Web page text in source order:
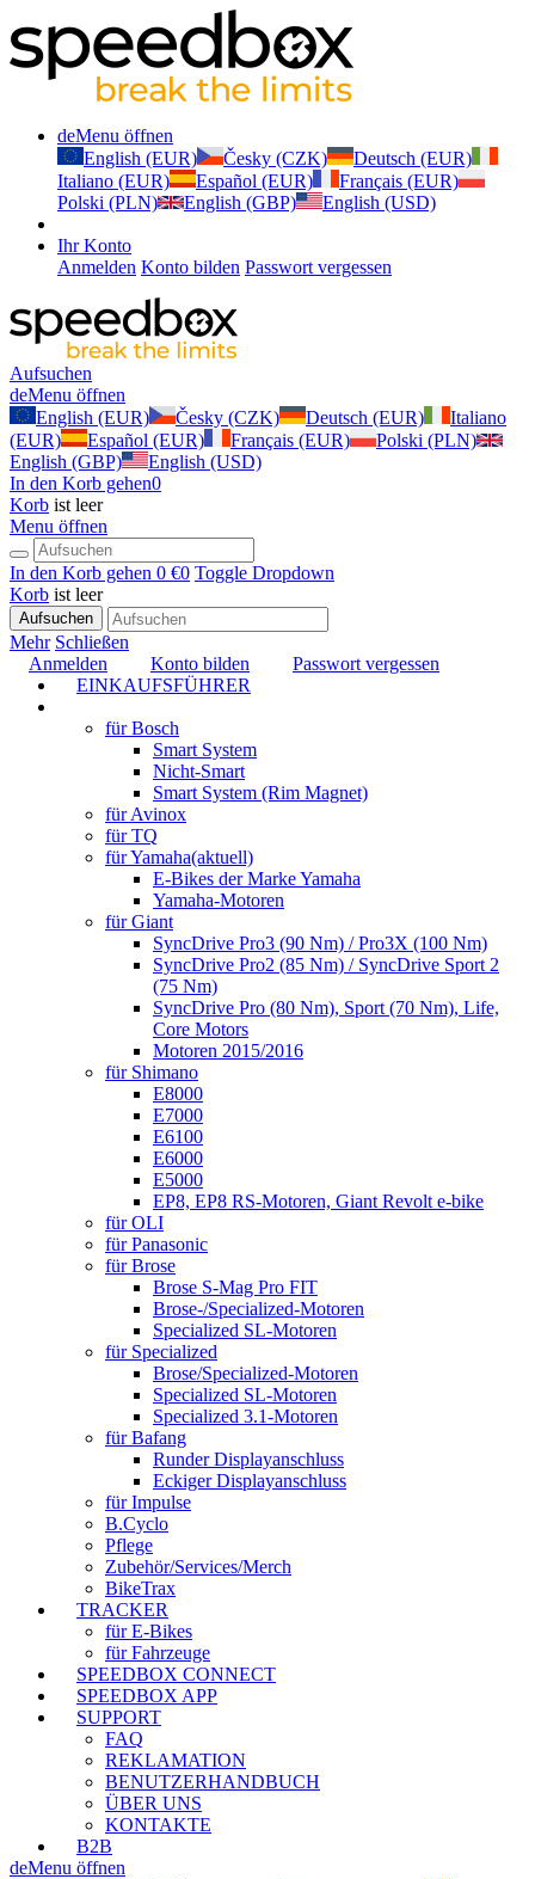
deMenu öffnen
English (EUR)
Česky (CZK)
Deutsch (EUR)
Italiano (EUR)
Español (EUR)
Français (EUR)
Polski (PLN)
English (GBP) English (USD)
Ihr Konto
Anmelden Konto bilden Passwort vergessen
Aufsuchen
deMenu öffnen
English (EUR)
Česky (CZK) Deutsch (EUR)
Italiano
(EUR)
Español (EUR) Français (EUR)
Polski (PLN)
English (GBP)
English (USD)
In den Korb gehen0
Korb ist leer
Menu öffnen
In den Korb gehen 0 €0 Toggle Dropdown
Korb ist leer
Aufsuchen
Mehr Schließen
Anmelden
Konto bilden
Passwort vergessen
EINKAUFSFÜHRER
für Bosch
Smart System
Nicht-Smart
Smart System (Rim Magnet)
für Avinox
für TQ
für Yamaha(aktuell)
E-Bikes der Marke Yamaha
Yamaha-Motoren
für Giant
SyncDrive Pro3 (90 Nm) / Pro3X (100 Nm)
SyncDrive Pro2 (85 Nm) / SyncDrive Sport 2
(75 Nm)
SyncDrive Pro (80 Nm), Sport (70 Nm), Life,
Core Motors
Motoren 2015/2016
für Shimano
E8000
E7000
E6100
E6000
E5000
EP8, EP8 RS-Motoren, Giant Revolt e-bike
für OLI
für Panasonic
für Brose
Brose S-Mag Pro FIT
Brose-/Specialized-Motoren
Specialized SL-Motoren
für Specialized
Brose/Specialized-Motoren
Specialized SL-Motoren
Specialized 3.1-Motoren
für Bafang
Runder Displayanschluss
Eckiger Displayanschluss
für Impulse
B.Cyclo
Pflege
Zubehör/Services/Merch
BikeTrax
TRACKER
für E-Bikes
für Fahrzeuge
SPEEDBOX CONNECT
SPEEDBOX APP
SUPPORT
FAQ
REKLAMATION
BENUTZERHANDBUCH
ÜBER UNS
KONTAKTE
B2B
deMenu öffnen